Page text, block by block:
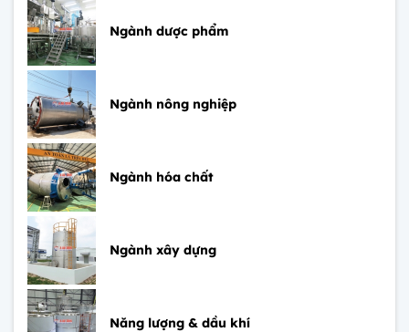
Ngành dược phẩm
Ngành nông nghiệp
Ngành hóa chất
Ngành xây dựng
Năng lượng & dầu khí